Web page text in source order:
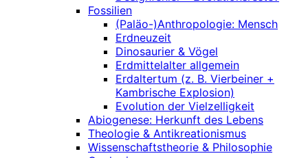
Fossilien
(Paläo-)Anthropologie: Mensch
Erdneuzeit
Dinosaurier & Vögel
Erdmittelalter allgemein
Erdaltertum (z. B. Vierbeiner +
Kambrische Explosion)
Evolution der Vielzelligkeit
Abiogenese: Herkunft des Lebens
Theologie & Antikreationismus
Wissenschaftstheorie & Philosophie